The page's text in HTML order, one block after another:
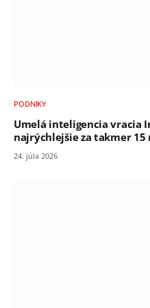
PODNIKY
Umelá inteligencia vracia
najrýchlejšie za takmer 15
24. júla 2026